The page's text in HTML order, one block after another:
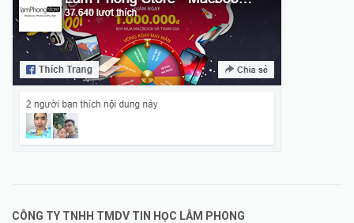
CÔNG TY TNHH TMDV TIN HỌC LÂM PHONG